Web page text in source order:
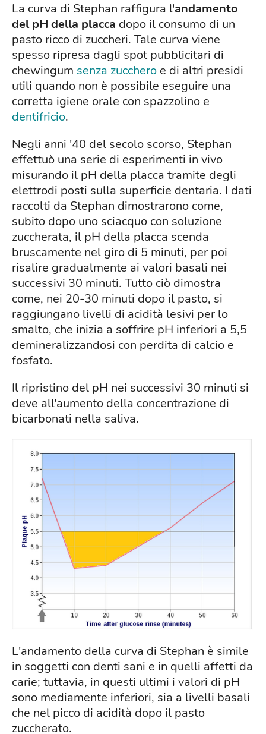
La curva di Stephan raffigura l'andamento
del pH della placca dopo il consumo di un
pasto ricco di zuccheri. Tale curva viene
spesso ripresa dagli spot pubblicitari di
chewingum senza zucchero e di altri presidi
utili quando non è possibile eseguire una
corretta igiene orale con spazzolino e
dentifricio.
Negli anni '40 del secolo scorso, Stephan
effettuò una serie di esperimenti in vivo
misurando il pH della placca tramite degli
elettrodi posti sulla superficie dentaria. I dati
raccolti da Stephan dimostrarono come,
subito dopo uno sciacquo con soluzione
zuccherata, il pH della placca scenda
bruscamente nel giro di 5 minuti, per poi
risalire gradualmente ai valori basali nei
successivi 30 minuti. Tutto ciò dimostra
come, nei 20-30 minuti dopo il pasto, si
raggiungano livelli di acidità lesivi per lo
smalto, che inizia a soffrire pH inferiori a 5,5
demineralizzandosi con perdita di calcio e
fosfato.
Il ripristino del pH nei successivi 30 minuti si
deve all'aumento della concentrazione di
bicarbonati nella saliva.
L'andamento della curva di Stephan è simile
in soggetti con denti sani e in quelli affetti da
carie; tuttavia, in questi ultimi i valori di pH
sono mediamente inferiori, sia a livelli basali
che nel picco di acidità dopo il pasto
zuccherato.